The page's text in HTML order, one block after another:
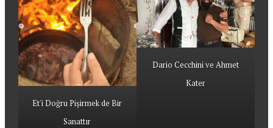
Et'i Doğru Pişirmek de Bir
Sanattır
Dario Cecchini ve Ahmet
Kater